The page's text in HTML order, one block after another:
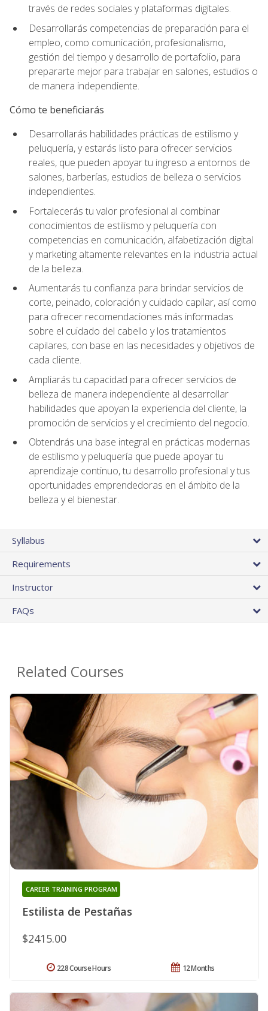
través de redes sociales y plataformas digitales.
Desarrollarás competencias de preparación para el
empleo, como comunicación, profesionalismo,
gestión del tiempo y desarrollo de portafolio, para
prepararte mejor para trabajar en salones, estudios o
de manera independiente.
Cómo te beneficiarás
Desarrollarás habilidades prácticas de estilismo y
peluquería, y estarás listo para ofrecer servicios
reales, que pueden apoyar tu ingreso a entornos de
salones, barberías, estudios de belleza o servicios
independientes.
Fortalecerás tu valor profesional al combinar
conocimientos de estilismo y peluquería con
competencias en comunicación, alfabetización digital
y marketing altamente relevantes en la industria actual
de la belleza.
Aumentarás tu confianza para brindar servicios de
corte, peinado, coloración y cuidado capilar, así como
para ofrecer recomendaciones más informadas
sobre el cuidado del cabello y los tratamientos
capilares, con base en las necesidades y objetivos de
cada cliente.
Ampliarás tu capacidad para ofrecer servicios de
belleza de manera independiente al desarrollar
habilidades que apoyan la experiencia del cliente, la
promoción de servicios y el crecimiento del negocio.
Obtendrás una base integral en prácticas modernas
de estilismo y peluquería que puede apoyar tu
aprendizaje continuo, tu desarrollo profesional y tus
oportunidades emprendedoras en el ámbito de la
belleza y el bienestar.
Syllabus
Requirements
Instructor
FAQs
Related Courses
Estilista de Pestañas
CAREER TRAINING PROGRAM
$2415.00
12 Months
228 Course Hours